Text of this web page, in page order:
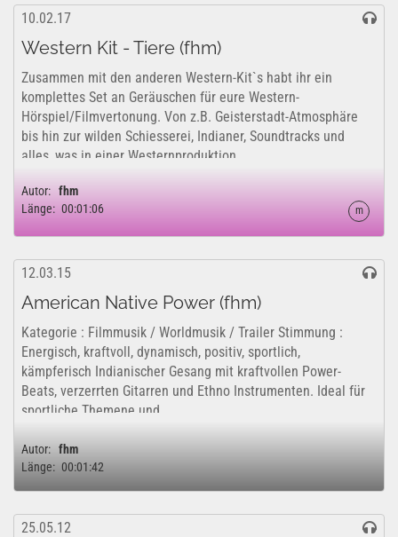
10.02.17
Western Kit - Tiere (fhm)
Zusammen mit den anderen Western-Kit`s habt ihr ein
komplettes Set an Geräuschen für eure Western-
Hörspiel/Filmvertonung. Von z.B. Geisterstadt-Atmosphäre
bis hin zur wilden Schiesserei, Indianer, Soundtracks und
alles, was in einer Westernproduktion...
Autor: fhm
Länge: 00:01:06 m
12.03.15
American Native Power (fhm)
Kategorie : Filmmusik / Worldmusik / Trailer Stimmung :
Energisch, kraftvoll, dynamisch, positiv, sportlich,
kämpferisch Indianischer Gesang mit kraftvollen Power-
Beats, verzerrten Gitarren und Ethno Instrumenten. Ideal für
sportliche Themene und...
Autor: fhm
Länge: 00:01:42
25.05.12